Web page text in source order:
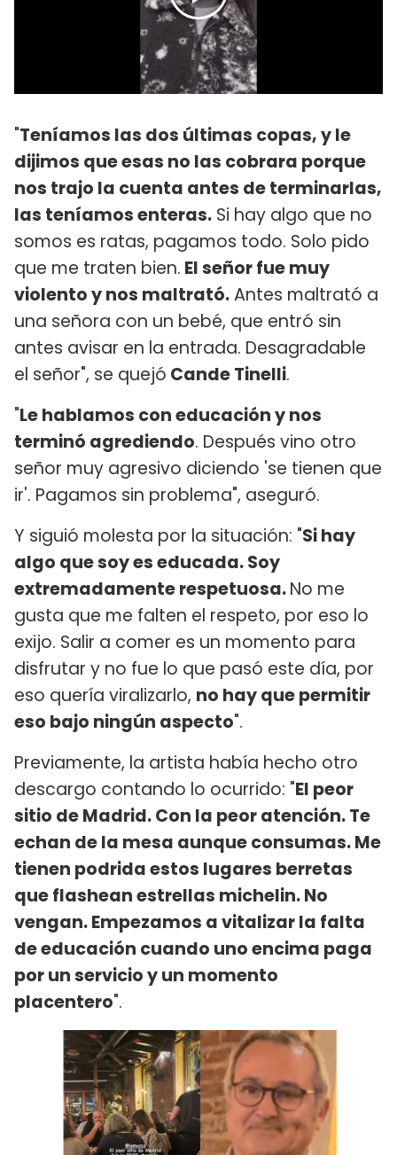
"Teníamos las dos últimas copas, y le
dijimos que esas no las cobrara porque
nos trajo la cuenta antes de terminarlas,
las teníamos enteras. Si hay algo que no
somos es ratas, pagamos todo. Solo pido
que me traten bien. El señor fue muy
violento y nos maltrató.Antes maltrató a
una señora con un bebé, que entró sin
antes avisar en la entrada. Desagradable
el señor", se quejó Cande Tinelli.
"Le hablamos con educación y nos
terminó agrediendo. Después vino otro
señor muy agresivo diciendo 'se tienen que
ir'. Pagamos sin problema", aseguró.
Y siguió molesta por la situación: "Si hay
algo que soy es educada. Soy
extremadamente respetuosa.No me
gusta que me falten el respeto, por eso lo
exijo. Salir a comer es un momento para
disfrutar y no fue lo que pasó este día, por
eso quería viralizarlo, no hay que permitir
eso bajo ningún aspecto".
Previamente, la artista había hecho otro
descargo contando lo ocurrido: "El peor
sitio de Madrid. Con la peor atención. Te
echan de la mesa aunque consumas. Me
tienen podrida estos lugares berretas
que flashean estrellas michelin. No
vengan. Empezamos a vitalizar la falta
de educación cuando uno encima paga
por un servicio y un momento
placentero".